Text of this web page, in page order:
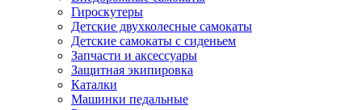
Гироскутеры
Детские двухколесные самокаты
Детские самокаты с сиденьем
Запчасти и аксессуары
Защитная экипировка
Каталки
Машинки педальные